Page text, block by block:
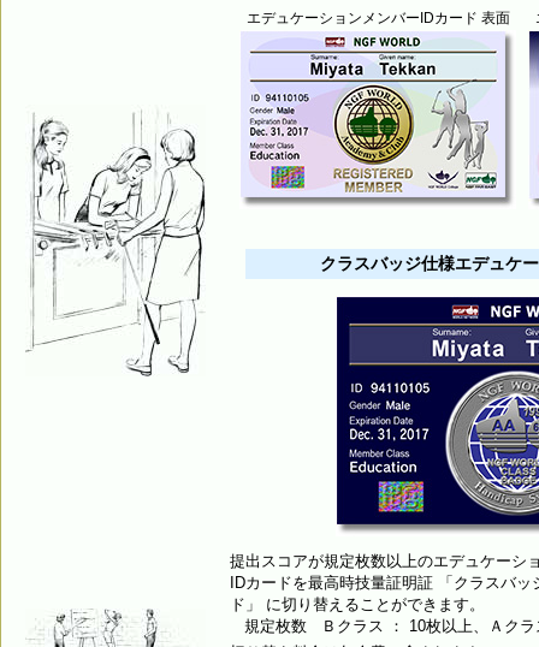
エデュケーションメンバーIDカード 表面
クラスバッジ仕様エデュケ
提出スコアが規定枚数以上のエデュケーシ
IDカードを最高時技量証明証 「クラスバ
ド」 に切り替えることができます。
規定枚数 Ｂクラス ： 10枚以上、Ａクラ